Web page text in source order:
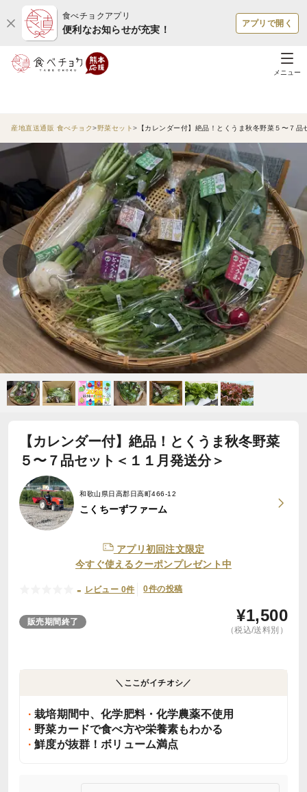
食べチョクアプリ
便利なお知らせが充実！
アプリで開く
メニュー
産地直送通販 食べチョク 野菜セット 【カレンダー付】絶品！とくうま秋冬野菜５〜７品
【カレンダー付】絶品！とくうま秋冬野菜
５〜７品セット＜１１月発送分＞
和歌山県日高郡日高町466-12
こくちーずファーム
アプリ初回注文限定
今すぐ使えるクーポンプレゼント中
- レビュー 0件 0件の投稿
販売期間終了 ¥1,500
（税込/送料別）
＼ここがイチオシ／
栽培期間中、化学肥料・化学農薬不使用
野菜カードで食べ方や栄養素もわかる
鮮度が抜群！ボリューム満点